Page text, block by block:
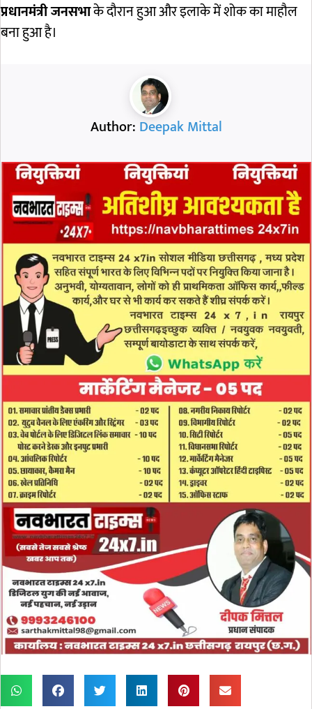
प्रधानमंत्री जनसभाके दौरान हुआ और इलाके में शोक का माहौल
बना हुआ है।
Author: Deepak Mittal